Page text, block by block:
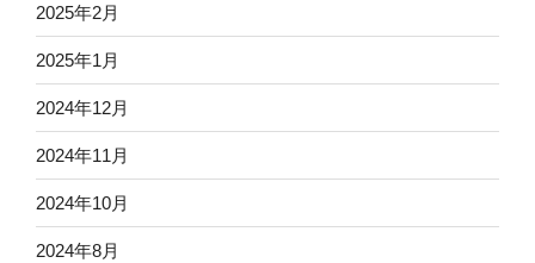
2025年2月
2025年1月
2024年12月
2024年11月
2024年10月
2024年8月